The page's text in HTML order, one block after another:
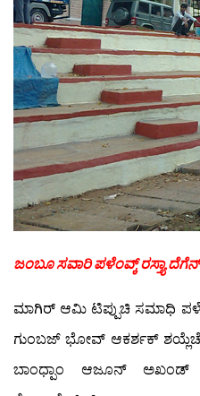
ಜಂಬೂ ಸವಾರಿ ಪಳೆಂವ್ಕ್ ರಸ್ತ್ಯಾ
ಮಾಗಿರ್ ಆಮಿ ಟಿಪ್ಪುಚಿ ಸಮಾಧಿ
ಗುಂಬಜ್ ಭೋವ್ ಆಕರ್ಶಕ್
ಬಾಂಧ್ಪಾಂ ಆಜೂನ್ ಅಖಂಡ್